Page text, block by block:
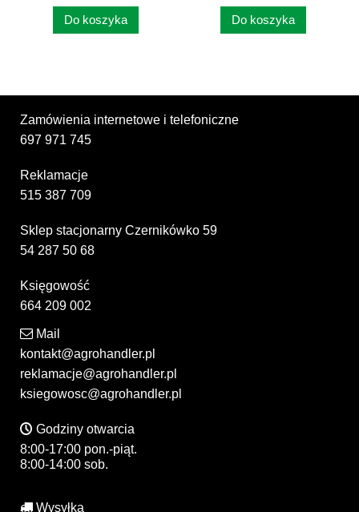
Do koszyka
Do koszyka
Zamówienia internetowe i telefoniczne
697 971 745
Reklamacje
515 387 709
Sklep stacjonarny Czernikówko 59
54 287 50 68
Księgowość
664 209 002
Mail
kontakt@agrohandler.pl
reklamacje@agrohandler.pl
ksiegowosc@agrohandler.pl
Godziny otwarcia
8:00-17:00 pon.-piąt.
8:00-14:00 sob.
Wysyłka